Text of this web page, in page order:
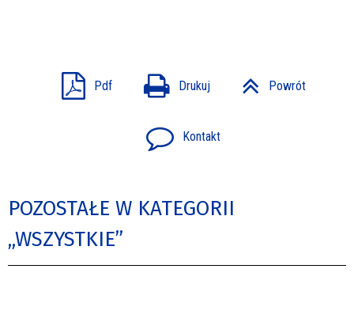
Pdf Drukuj Powrót
Kontakt
POZOSTAŁE W KATEGORII
„WSZYSTKIE”